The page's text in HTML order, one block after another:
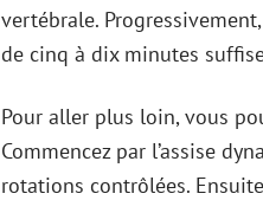
vertébrale.
de cinq à dix minutes
Pour aller plus loin, vous
Commencez par l’assise
rotations contrôlées.